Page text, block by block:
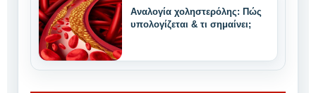
Αναλογία χοληστερόλης: Πώς
υπολογίζεται & τι σημαίνει;